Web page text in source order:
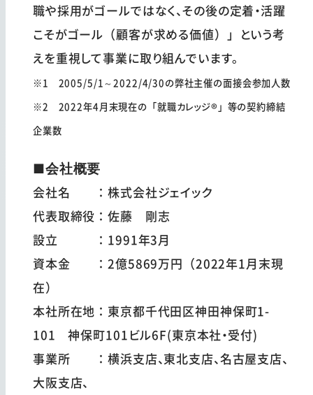
職や採用がゴールではなく、その後の定着・活躍
こそがゴール（顧客が求める価値）」という考
えを重視して事業に取り組んでいます。
※1 2005/5/1～2022/4/30の弊社主催の面接会参加人数
※2 2022年4月末現在の「就職カレッジ®」等の契約締結
企業数
■会社概要
会社名 ：株式会社ジェイック
代表取締役：佐藤 剛志
設立 ：1991年3月
資本金 ：2億5869万円（2022年1月末現
在）
本社所在地：東京都千代田区神田神保町1-
101 神保町101ビル6F(東京本社・受付)
事業所 ：横浜支店、東北支店、名古屋支店、
大阪支店、